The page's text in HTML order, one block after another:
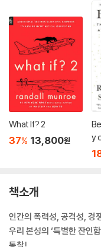
What If? 2
37% 13,800원
y
책소개
인간의 폭력성, 공격성, 경
우리 본성의 ‘특별한 잔인